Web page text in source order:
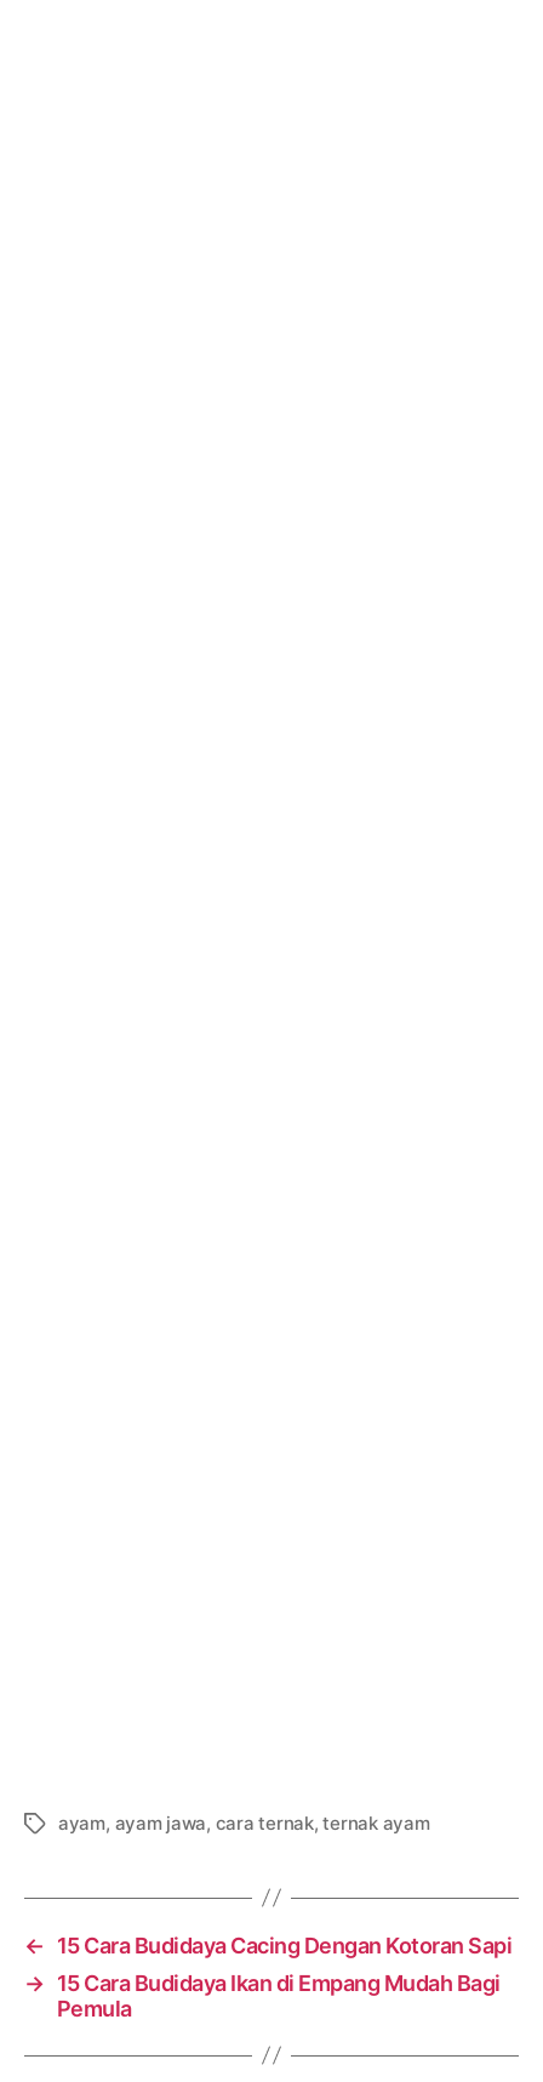
Tagsayam, ayam jawa, cara ternak,ternak ayam
←
15 Cara Budidaya Cacing Dengan Kotoran Sapi
→ 15 Cara Budidaya Ikan di Empang Mudah Bagi
Pemula